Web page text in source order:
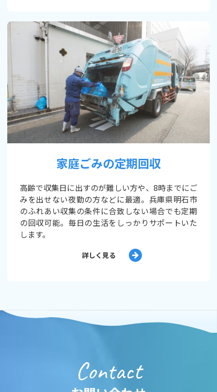
家庭ごみの定期回収
高齢で収集日に出すのが難しい方や、8時までにご
みを出せない夜勤の方などに最適。兵庫県明石市
のふれあい収集の条件に合致しない場合でも定期
の回収可能。毎日の生活をしっかりサポートいた
します。
詳しく見る
Contact